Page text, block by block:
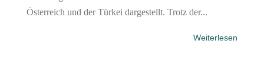
Österreich und der Türkei dargestellt. Trotz der...
Weiterlesen